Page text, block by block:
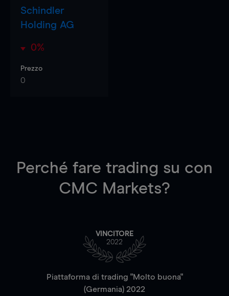
Schindler
Holding AG
0%
Prezzo
0
Perché fare trading su con
CMC Markets?
VINCITORE
2022
Piattaforma di trading "Molto buona"
(Germania) 2022